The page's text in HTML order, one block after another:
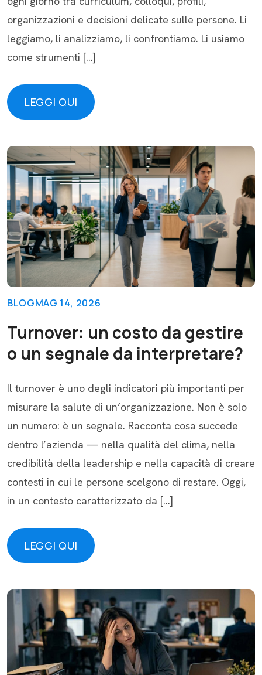
organizzazioni e decisioni delicate sulle persone. Li
leggiamo, li analizziamo, li confrontiamo. Li usiamo
come strumenti […]
LEGGI QUI
LEGGI QUI
BLOGMAG 14, 2026
Turnover: un costo da gestire
o un segnale da interpretare?
Il turnover è uno degli indicatori più importanti per
misurare la salute di un’organizzazione. Non è solo
un numero: è un segnale. Racconta cosa succede
dentro l’azienda — nella qualità del clima, nella
credibilità della leadership e nella capacità di creare
contesti in cui le persone scelgono di restare. Oggi,
in un contesto caratterizzato da […]
LEGGI QUI
LEGGI QUI